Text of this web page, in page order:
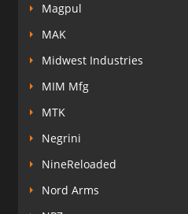
Magpul
MAK
Midwest Industries
MIM Mfg
MTK
Negrini
NineReloaded
Nord Arms